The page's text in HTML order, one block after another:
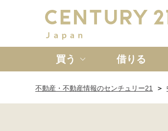
買う
新築一戸建て
借りる
不動産・不動産情報のセンチュリー21